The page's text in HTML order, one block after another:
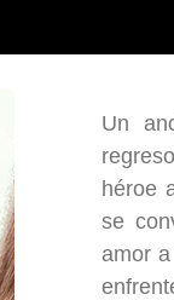
Un
héroe
se
amor